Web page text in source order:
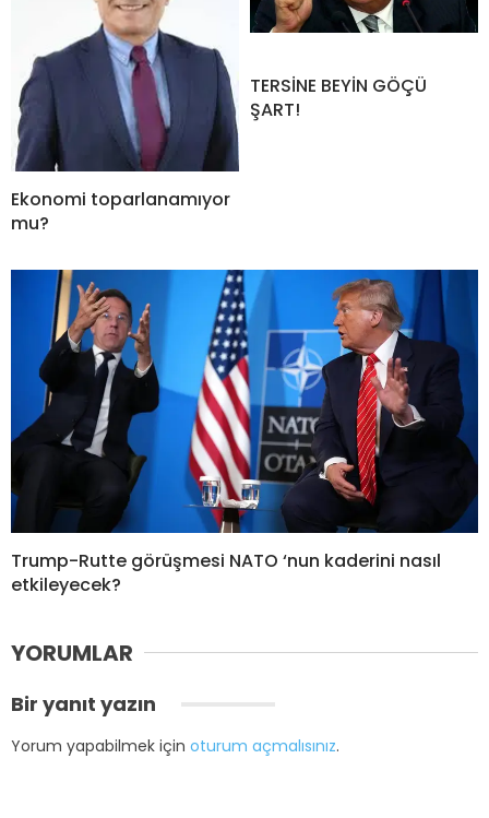
Ekonomi toparlanamıyor
mu?
TERSİNE BEYİN GÖÇÜ
ŞART!
Trump-Rutte görüşmesi NATO ‘nun kaderini nasıl
etkileyecek?
YORUMLAR
Bir yanıt yazın
Yorum yapabilmek için oturum açmalısınız.